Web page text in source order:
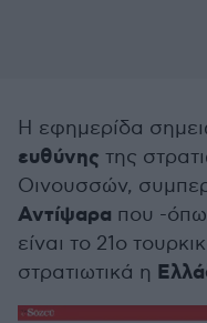
Η εφημερίδα
ευθύνης της
Οινουσσών,
Αντίψαρα που -
είναι το 21ο
στρατιωτικά η